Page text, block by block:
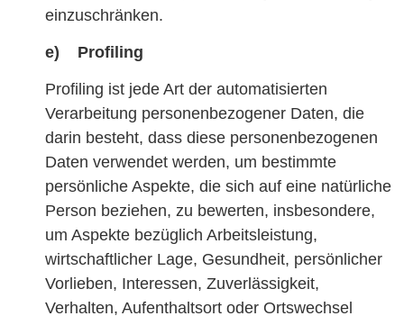
einzuschränken.
e) Profiling
Profiling ist jede Art der automatisierten
Verarbeitung personenbezogener Daten, die
darin besteht, dass diese personenbezogenen
Daten verwendet werden, um bestimmte
persönliche Aspekte, die sich auf eine natürliche
Person beziehen, zu bewerten, insbesondere,
um Aspekte bezüglich Arbeitsleistung,
wirtschaftlicher Lage, Gesundheit, persönlicher
Vorlieben, Interessen, Zuverlässigkeit,
Verhalten, Aufenthaltsort oder Ortswechsel